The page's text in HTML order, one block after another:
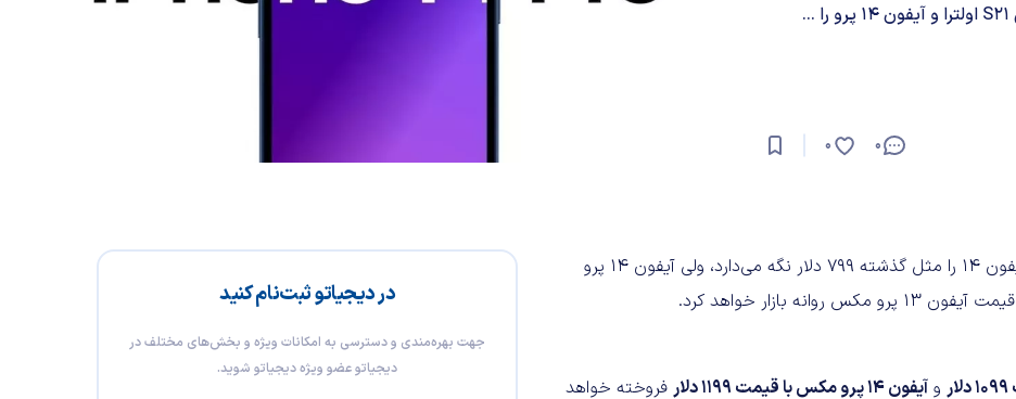
0
0
در دیجیاتو ثبت‌نام کنید
جهت بهره‌مندی و دسترسی به امکانات ویژه و بخش‌های مختلف در
دیجیاتو عضو ویژه دیجیاتو شوید.
در گزارشی جدید ادعا شده که اپل قیمت مدل استاندارد آیفون 14 را مثل گذشته 799 دلار نگه می‌دارد، ولی آیفون 14 پرو
و آیفون 14 پرو مکس با قیمت 1199 دلار
فروخته خواهد